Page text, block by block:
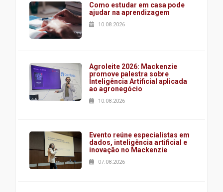
Como estudar em casa pode
ajudar na aprendizagem
10.08.2026
Agroleite 2026: Mackenzie
promove palestra sobre
Inteligência Artificial aplicada
ao agronegócio
10.08.2026
Evento reúne especialistas em
dados, inteligência artificial e
inovação no Mackenzie
07.08.2026